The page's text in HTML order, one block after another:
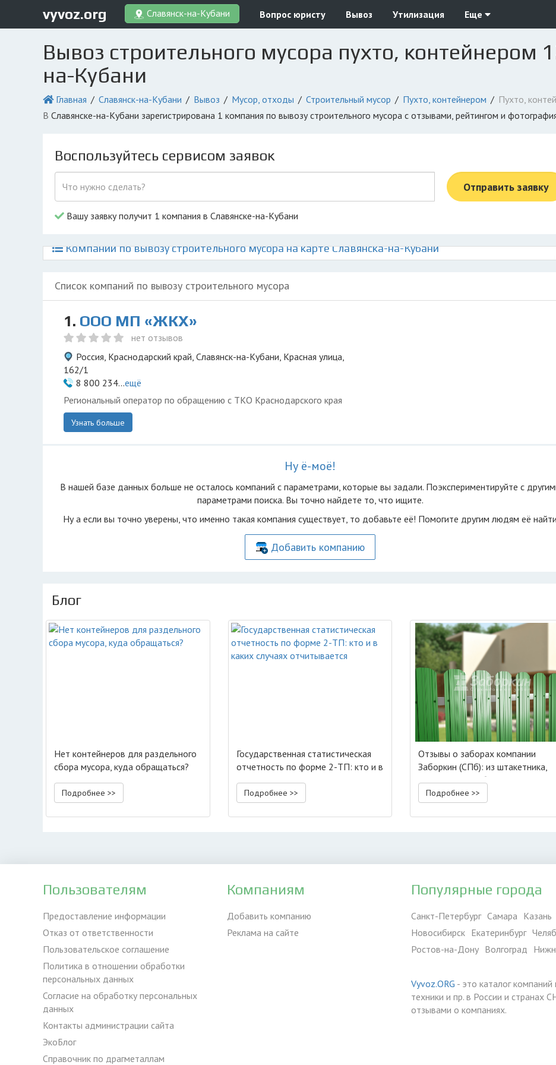
vyvoz.org Славянск-на-Кубани Вопрос юристу Вывоз Утилизация Еще
Вывоз строительного мусора пухто, контейнером
на-Кубани
Главная Славянск-на-Кубани Вывоз Мусор, отходы Строительный мусор Пухто, контейнером
Пухто,
в Славянске-на-Кубани зарегистрирована 1 компания по вывозу строительного мусора с отзывами, рейтингом и
Воспользуйтесь сервисом заявок
Отправить заявку
Вашу заявку получит 1 компания в Славянске-на-Кубани
Компании по вывозу строительного мусора на карте Славянска-на-Кубани
Список компаний по вывозу строительного мусора
1. ООО МП «ЖКХ»
нет отзывов
Россия, Краснодарский край, Славянск-на-Кубани, Красная улица,
162/1
8 800 234...ещё
Региональный оператор по обращению с ТКО Краснодарского края
Узнать больше
Ну ё-моё!
В нашей базе данных больше не осталоcь компаний с параметрами, которые вы задали. Поэкспериментируйте с
параметрами поиска. Вы точно найдете то, что ищите.
Ну а если вы точно уверены, что именно такая компания существует, то добавьте её! Помогите другим людям её найти
Добавить компанию
Блог
Нет контейнеров для раздельного
сбора мусора, куда обращаться?
Подробнее >>
Государственная статистическая
отчетность по форме 2-ТП: кто и в
каких случаях отчитывается
Подробнее >>
Отзывы о заборах компании
Заборкин (СПб): из штакетника,
профлиста и рабицы
Подробнее >>
Пользователям
Предоставление информации
Отказ от ответственности
Пользовательское соглашение
Политика в отношении обработки
персональных данных
Согласие на обработку персональных
данных
Контакты администрации сайта
ЭкоБлог
Справочник по драгметаллам
Компаниям
Добавить компанию
Реклама на сайте
Популярные города
Санкт-Петербург Самара Казань
Новосибирск Екатеринбург
Ростов-на-Дону Волгоград
Vyvoz.ORG - это каталог
техники и пр. в России и странах
отзывами о компаниях.